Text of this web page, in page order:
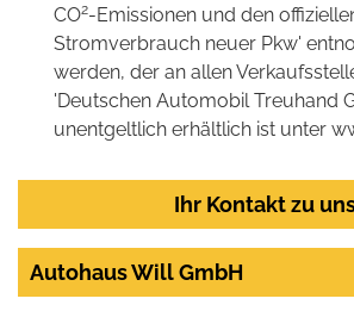
CO2-Emissionen und den
Stromverbrauch neuer Pkw'
werden, der an allen
'Deutschen Automobil Treuhand
unentgeltlich erhältlich ist unter
Ihr Kontakt zu
Autohaus Will GmbH